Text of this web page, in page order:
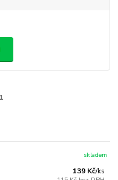
139 Kč/ks
skladem